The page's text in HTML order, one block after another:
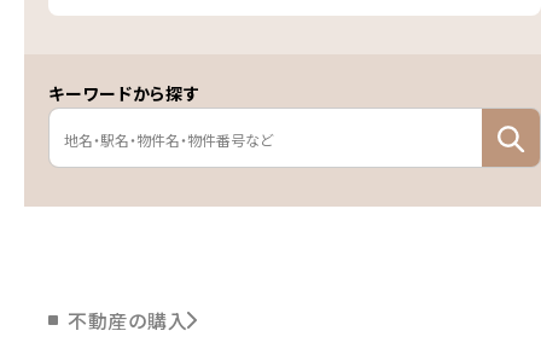
キーワードから探す
不動産の購入